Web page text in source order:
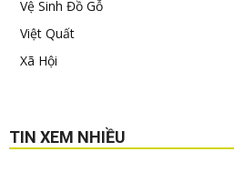
Vệ Sinh Đồ Gỗ
Việt Quất
Xã Hội
TIN XEM NHIỀU